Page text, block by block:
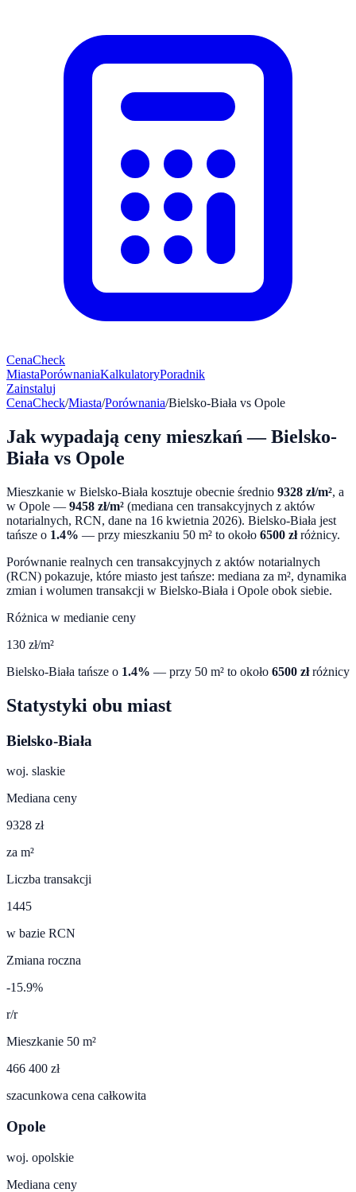
CenaCheck
MiastaPorównaniaKalkulatoryPoradnik
Zainstaluj
CenaCheck/Miasta/Porównania/Bielsko-Biała vs Opole
Jak wypadają ceny mieszkań —Bielsko-
Biała vs Opole
Mieszkanie w Bielsko-Biała kosztuje obecnie średnio 9328 zł/m², a
w Opole — 9458 zł/m² (mediana cen transakcyjnych z aktów
notarialnych, RCN, dane na 16 kwietnia 2026). Bielsko-Biała jest
tańsze o 1.4% — przy mieszkaniu 50 m² to około 6500 złróżnicy.
Porównanie realnych cen transakcyjnych z aktów notarialnych
(RCN) pokazuje, które miasto jest tańsze: mediana za m², dynamika
zmian i wolumen transakcji w Bielsko-Biała i Opole obok siebie.
Różnica w medianie ceny
130 zł/m²
Bielsko-Biała tańsze o 1.4% — przy 50 m² to około 6500 złróżnicy
Statystyki obu miast
Bielsko-Biała
woj. slaskie
Mediana ceny
9328 zł
za m²
Liczba transakcji
1445
w bazie RCN
Zmiana roczna
-15.9%
r/r
Mieszkanie 50 m²
466 400 zł
szacunkowa cena całkowita
Opole
woj. opolskie
Mediana ceny